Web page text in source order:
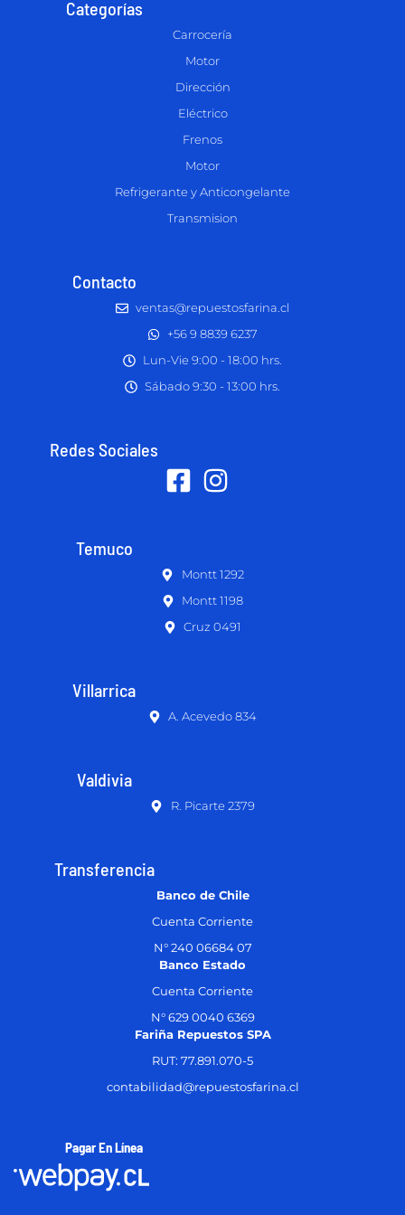
Categorías
Carrocería
Motor
Dirección
Eléctrico
Frenos
Motor
Refrigerante y Anticongelante
Transmision
Contacto
ventas@repuestosfarina.cl
+56 9 8839 6237
Lun-Vie 9:00 - 18:00 hrs.
Sábado 9:30 - 13:00 hrs.
Redes Sociales
Temuco
Montt 1292
Montt 1198
Cruz 0491
Villarrica
A. Acevedo 834
Valdivia
R. Picarte 2379
Transferencia
Banco de Chile
Cuenta Corriente
N° 240 06684 07
Banco Estado
Cuenta Corriente
N° 629 0040 6369
Fariña Repuestos SPA
RUT: 77.891.070-5
contabilidad@repuestosfarina.cl
Pagar En Línea